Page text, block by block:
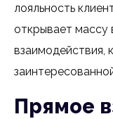
лояльность
открывает массу
взаимодействия,
Прямое